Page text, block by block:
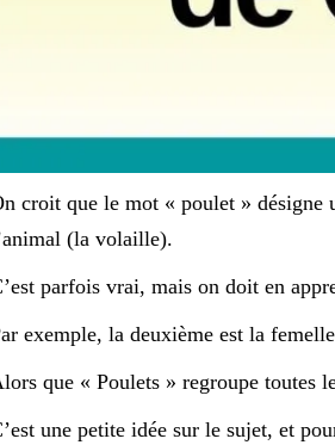
croit que le mot « poulet » désigne
(la volaille).
parfois vrai, mais on doit en
exemple, la deuxième est la
que « Poulets » regroupe toutes
une petite idée sur le sujet, et